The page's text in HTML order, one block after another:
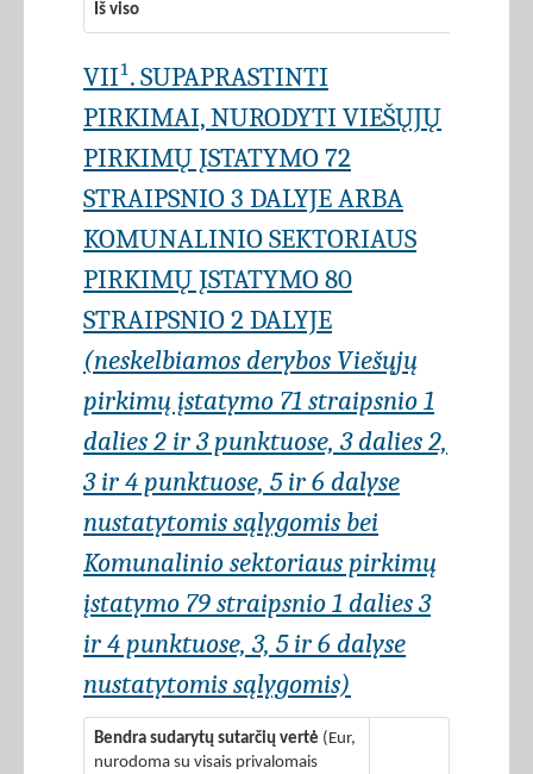
Iš viso
VII¹. SUPAPRASTINTI
PIRKIMAI, NURODYTI VIEŠŲJŲ
PIRKIMŲ ĮSTATYMO 72
STRAIPSNIO 3 DALYJE ARBA
KOMUNALINIO SEKTORIAUS
PIRKIMŲ ĮSTATYMO 80
STRAIPSNIO 2 DALYJE
(neskelbiamos derybos Viešųjų
pirkimų įstatymo 71 straipsnio 1
dalies 2 ir 3 punktuose, 3 dalies 2,
3 ir 4 punktuose, 5 ir 6 dalyse
nustatytomis sąlygomis bei
Komunalinio sektoriaus pirkimų
įstatymo 79 straipsnio 1 dalies 3
ir 4 punktuose, 3, 5 ir 6 dalyse
nustatytomis sąlygomis)
Bendra sudarytų sutarčių vertė (Eur,
nurodoma su visais privalomais